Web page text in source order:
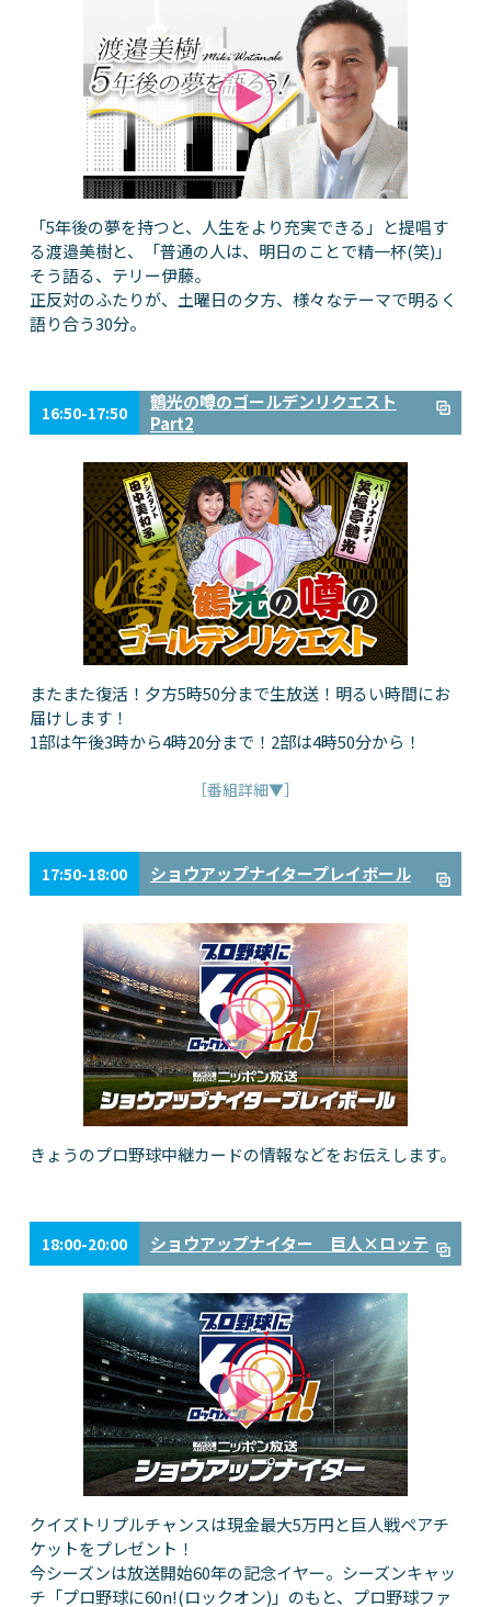
「5年後の夢を持つと、人生をより充実できる」と提唱す
る渡邉美樹と、「普通の人は、明日のことで精一杯(笑)」
そう語る、テリー伊藤。
正反対のふたりが、土曜日の夕方、様々なテーマで明るく
語り合う30分。
16:50-17:50
鶴光の噂のゴールデンリクエスト
Part2
またまた復活！夕方5時50分まで生放送！明るい時間にお
届けします！
1部は午後3時から4時20分まで！2部は4時50分から！
［番組詳細▼］
17:50-18:00 ショウアップナイタープレイボール
きょうのプロ野球中継カードの情報などをお伝えします。
18:00-20:00 ショウアップナイター 巨人×ロッテ
クイズトリプルチャンスは現金最大5万円と巨人戦ペアチ
ケットをプレゼント！
今シーズンは放送開始60年の記念イヤー。シーズンキャッ
チ「プロ野球に60n!(ロックオン)」のもと、プロ野球ファ